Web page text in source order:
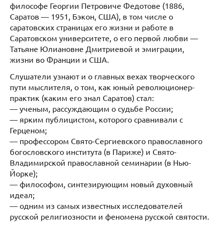
философе Георгии Петровиче Федотове (1886,
Саратов — 1951, Бэкон, США), в том числе о
саратовских страницах его жизни и работе в
Саратовском университете, о его первой любви —
Татьяне Юлиановне Дмитриевой и эмиграции,
жизни во Франции и США.
Слушатели узнают и о главных вехах творческого
пути мыслителя, о том, как юный революционер-
практик (каким его знал Саратов) стал:
— ученым, рассуждающим о судьбе России;
— ярким публицистом, которого сравнивали с
Герценом;
— профессором Свято-Сергиевского православного
богословского института (в Париже) и Свято-
Владимирской православной семинарии (в Нью-
Йорке);
— философом, синтезирующим новый духовный
идеал;
— одним из самых известных исследователей
русской религиозности и феномена русской святости.